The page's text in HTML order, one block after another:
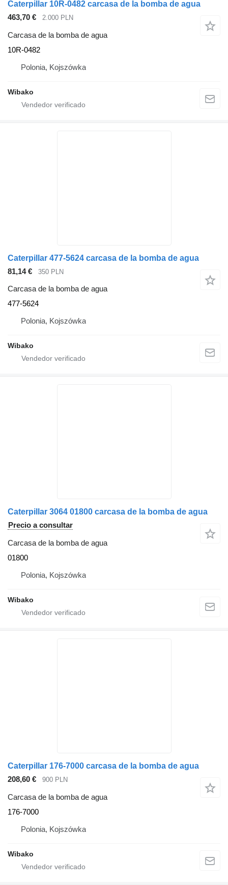
Caterpillar 10R-0482 carcasa de la bomba de agua
463,70 €
2.000 PLN
Carcasa de la bomba de agua
10R-0482
Polonia, Kojszówka
Wibako
Caterpillar 477-5624 carcasa de la bomba de agua
81,14 €
350 PLN
Carcasa de la bomba de agua
477-5624
Polonia, Kojszówka
Wibako
Caterpillar 3064 01800 carcasa de la bomba de agua
Precio a consultar
Carcasa de la bomba de agua
01800
Polonia, Kojszówka
Wibako
Caterpillar 176-7000 carcasa de la bomba de agua
208,60 €
900 PLN
Carcasa de la bomba de agua
176-7000
Polonia, Kojszówka
Wibako